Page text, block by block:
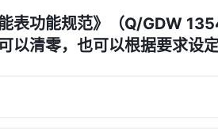
能表功能规范》（Q/GDW
以清零，也可以根据要求设定